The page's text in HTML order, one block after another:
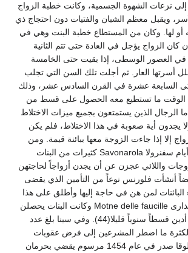
نزعات الشهوة الجسمية، وكانت خطبة الزواج
ويقبل معظم الشبان والفتيات دون احتجاج ذي
أو لها. وكان من المستطاع خطبة البنت وهي في
كان الزواج يؤجل في العادة حتى تتم الثانية
العصور الوسطى، إذا بقيت حتى الخامسة
أسرتها العار. ثم أجلت تلك السن التي تجلب
السابعة عشرة في القرن السادس عشر، وذلك
الوقت ما تستطيع معه الحصول على قسط من
العالي(43). أما الرجال الذين يستمتعون بجميع ميزات الاختلاط
يجدون أية صعوبة في هذا الاختلاط، فلم يكن
إلا إذا جاءت الزوجة معها ببائنة قيمة. ومن
أجل هذا وجدت في أيام سفنرولا Savonarola كثيرات من البنات
واللائي عجزن عن أن يجدن أزواجاً لحاجتهن
أيضاً أنشأت فلورنس نوعاً من التأمين الذي يقضى
البائنات لمن هن في حاجة إليها وأطلق على هذا
النظام اسم: مال العذارى Motne delle faucille وكانت البنات يحصلن
منه على بائناتهن إذا أدين قسطاً سنوياً قليلا(44). وفي سينا بلغ عدد
ما اضطر المشرعين إلى فرض عقوبات
قانونية عليهم؛ وفي لوقا صدر في عام 1454 مرسوم يقضي بحرمان